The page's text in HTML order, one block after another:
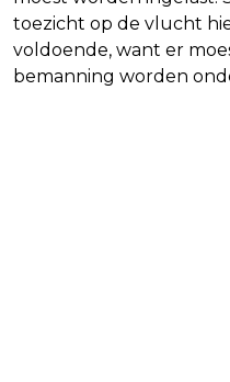
toezicht op de vlucht
voldoende, want er
bemanning worden